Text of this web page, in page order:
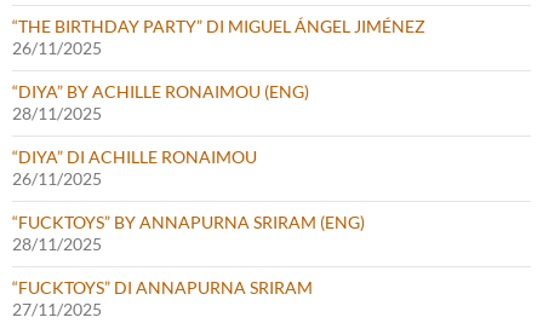
“THE BIRTHDAY PARTY” DI MIGUEL ÁNGEL JIMÉNEZ
26/11/2025
“DIYA” BY ACHILLE RONAIMOU (ENG)
28/11/2025
“DIYA” DI ACHILLE RONAIMOU
26/11/2025
“FUCKTOYS” BY ANNAPURNA SRIRAM (ENG)
28/11/2025
“FUCKTOYS” DI ANNAPURNA SRIRAM
27/11/2025